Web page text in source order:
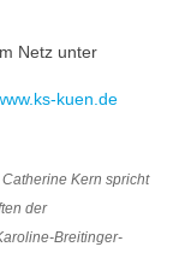
Netz unter
kuen.de
Kern spricht
der
Breitinger-